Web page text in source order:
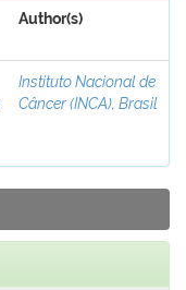
Author(s)
Instituto Nacional de
Câncer (INCA), Brasil